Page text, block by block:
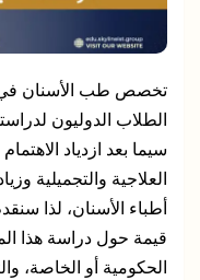
تخصص طب الأسنان في
الطلاب الدوليون
سيما بعد ازدياد
العلاجية والتجميلية
أطباء الأسنان، لذا
قيمة حول دراسة هذا
الحكومية أو